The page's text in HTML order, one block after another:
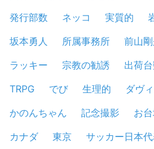
発行部数
ネッコ 実質的
坂本勇人
所属事務所 前山剛
ラッキー
宗教の勧誘 出荷
TRPG
でび 生理的 ダヴ
かのんちゃん
記念撮影 お
カナダ
東京 サッカー日本